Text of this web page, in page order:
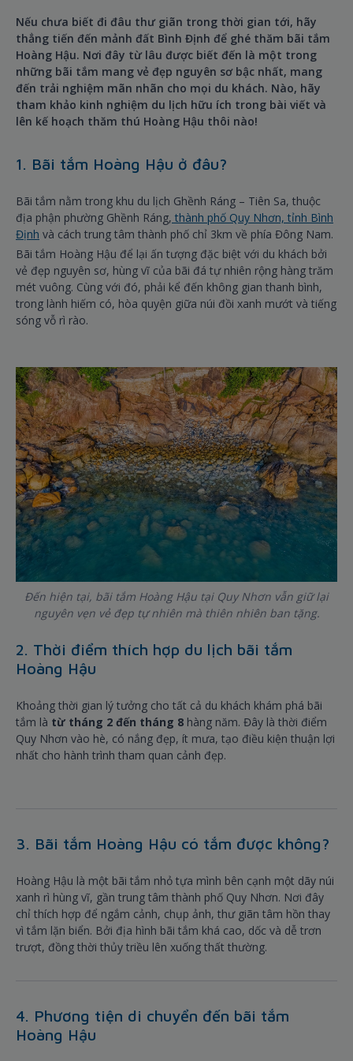
Nếu chưa biết đi đâu thư giãn trong thời gian tới, hãy
thẳng tiến đến mảnh đất Bình Định để ghé thăm bãi tắm
Hoàng Hậu. Nơi đây từ lâu được biết đến là một trong
những bãi tắm mang vẻ đẹp nguyên sơ bậc nhất, mang
đến trải nghiệm mãn nhãn cho mọi du khách. Nào, hãy
tham khảo kinh nghiệm du lịch hữu ích trong bài viết và
lên kế hoạch thăm thú Hoàng Hậu thôi nào!
1. Bãi tắm Hoàng Hậu ở đâu?
Bãi tắm nằm trong khu du lịch Ghềnh Ráng – Tiên Sa, thuộc
địa phận phường Ghềnh Ráng, thành phố Quy Nhơn, tỉnh Bình
Định và cách trung tâm thành phố chỉ 3km về phía Đông Nam.
Bãi tắm Hoàng Hậu để lại ấn tượng đặc biệt với du khách bởi
vẻ đẹp nguyên sơ, hùng vĩ của bãi đá tự nhiên rộng hàng trăm
mét vuông. Cùng với đó, phải kể đến không gian thanh bình,
trong lành hiếm có, hòa quyện giữa núi đồi xanh mướt và tiếng
sóng vỗ rì rào.
Đến hiện tại, bãi tắm Hoàng Hậu tại Quy Nhơn vẫn giữ lại
nguyên vẹn vẻ đẹp tự nhiên mà thiên nhiên ban tặng.
2. Thời điểm thích hợp du lịch bãi tắm
Hoàng Hậu
Khoảng thời gian lý tưởng cho tất cả du khách khám phá bãi
tắm là từ tháng 2 đến tháng 8 hàng năm. Đây là thời điểm
Quy Nhơn vào hè, có nắng đẹp, ít mưa, tạo điều kiện thuận lợi
nhất cho hành trình tham quan cảnh đẹp.
3. Bãi tắm Hoàng Hậu có tắm được không?
Hoàng Hậu là một bãi tắm nhỏ tựa mình bên cạnh một dãy núi
xanh rì hùng vĩ, gần trung tâm thành phố Quy Nhơn. Nơi đây
chỉ thích hợp để ngắm cảnh, chụp ảnh, thư giãn tâm hồn thay
vì tắm lặn biển. Bởi địa hình bãi tắm khá cao, dốc và dễ trơn
trượt, đồng thời thủy triều lên xuống thất thường.
4. Phương tiện di chuyển đến bãi tắm
Hoàng Hậu